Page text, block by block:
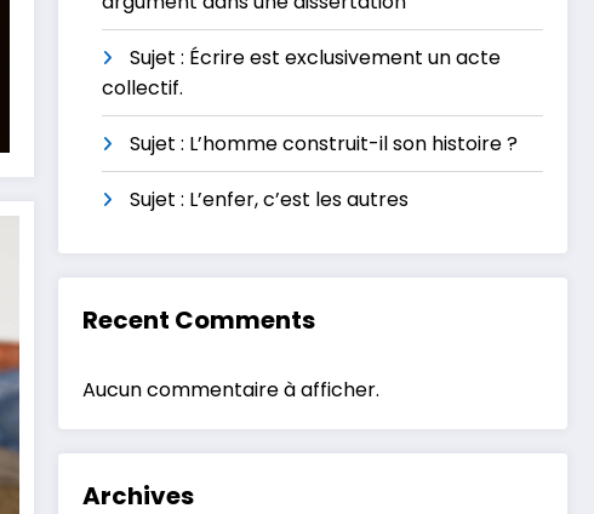
Sujet : Écrire est exclusivement un acte
collectif.
Sujet : L’homme construit-il son histoire ?
Sujet : L’enfer, c’est les autres
Recent Comments
Aucun commentaire à afficher.
Archives